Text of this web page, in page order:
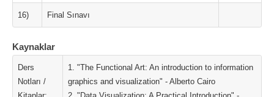
16) Final Sınavı
Kaynaklar
Ders
Notları /
1. "The Functional Art: An introduction to information
graphics and visualization" - Alberto Cairo